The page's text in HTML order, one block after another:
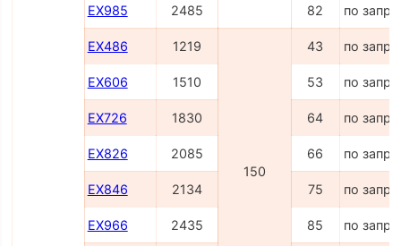
EX985 2485 82 по
EX486 1219
150
43 по
EX606 1510 53 по
EX726 1830 64 по
EX826 2085 66 по
EX846 2134 75 по
EX966 2435 85 по